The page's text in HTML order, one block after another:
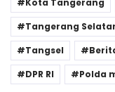
Kota Tangerang
Tangerang
Tangsel
DPR RI
Polda